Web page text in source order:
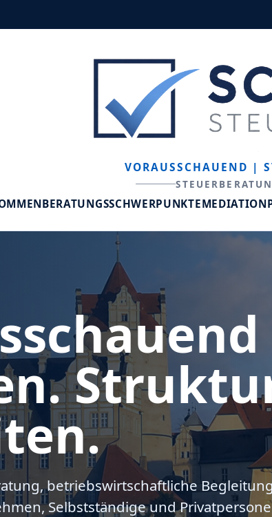
VORAUSSCHAUEND |
BERATUNGSSCHWERPUNKTEMEDIATION
betriebswirtschaftliche
Selbstständige und